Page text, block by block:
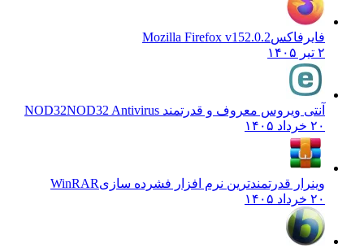
فایرفاکسMozilla Firefox v152.0.2
۲ تیر ۱۴۰۵
آنتی ویروس معروف و قدرتمند NOD32 NOD32 Antivirus
۲۰ خرداد ۱۴۰۵
وینرار قدرتمندترین نرم افزار فشرده سازیWinRAR
۲۰ خرداد ۱۴۰۵